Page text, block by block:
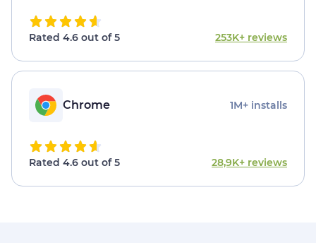
Rated 4.6 out of 5 253K+ reviews
Chrome 1M+ installs
Rated 4.6 out of 5 28,9K+ reviews